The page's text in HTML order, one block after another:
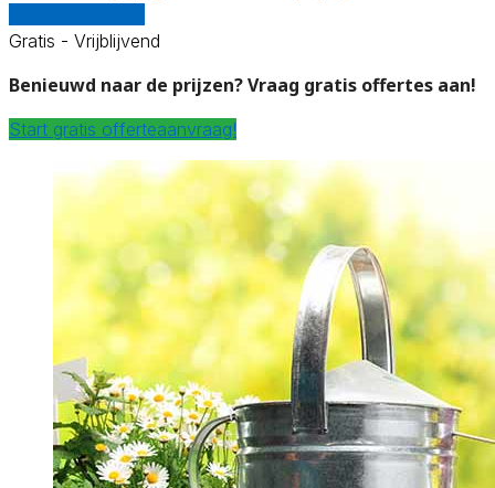
Gratis - Vrijblijvend
Benieuwd naar de prijzen? Vraag gratis offertes aan!
Start gratis offerteaanvraag!